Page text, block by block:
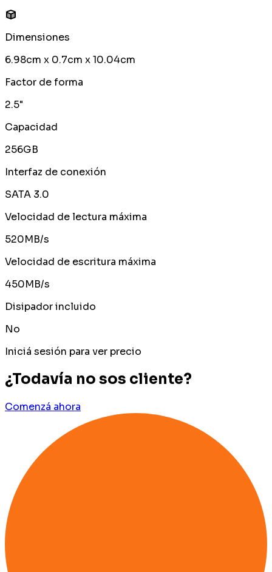
Dimensiones
6.98cm x 0.7cm x 10.04cm
Factor de forma
2.5"
Capacidad
256GB
Interfaz de conexión
SATA 3.0
Velocidad de lectura máxima
520MB/s
Velocidad de escritura máxima
450MB/s
Disipador incluido
No
Iniciá sesión para ver precio
¿Todavía no sos cliente?
Comenzá ahora